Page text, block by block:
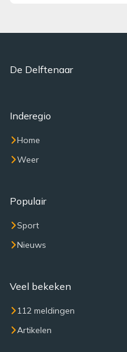
De Delftenaar
Inderegio
Home
Weer
Populair
Sport
Nieuws
Veel bekeken
112 meldingen
Artikelen